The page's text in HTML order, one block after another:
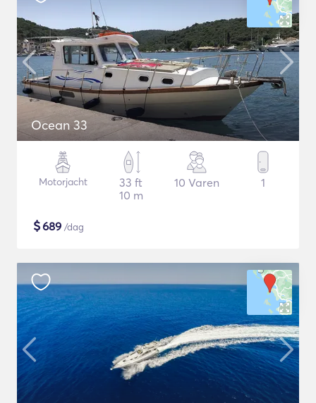
Ocean 33
Motorjacht
33 ft
10 m
10 Varen 1
$689 /dag